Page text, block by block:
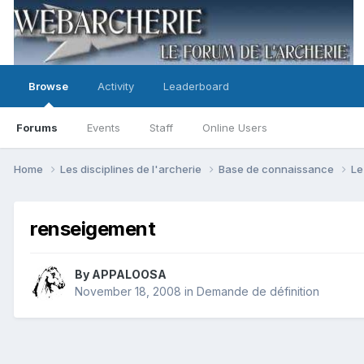
Browse
Forums Events Staff Online Users
Activity Leaderboard
Home Les disciplines de l'archerie Base de connaissance
renseigement
By APPALOOSA
November 18, 2008 in Demande de définition